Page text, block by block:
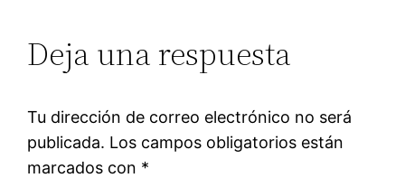
Deja una respuesta
Tu dirección de correo electrónico no será
publicada. Los campos obligatorios están
marcados con *